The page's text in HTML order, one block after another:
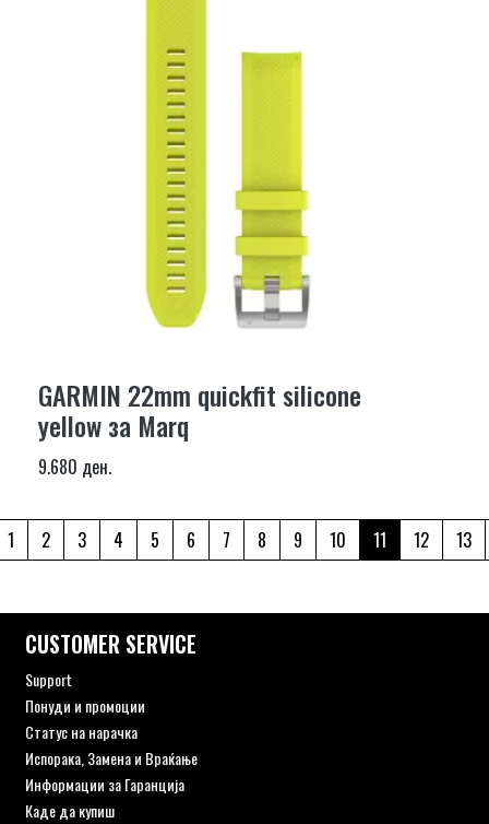
GARMIN 22mm quickfit silicone
yellow за Marq
9.680 ден.
1 2 3 4 5 6 7 8 9 10 11 12 13
CUSTOMER SERVICE
Support
Понуди и промоции
Статус на нарачка
Испорака, Замена и Враќање
Информации за Гаранција
Каде да купиш